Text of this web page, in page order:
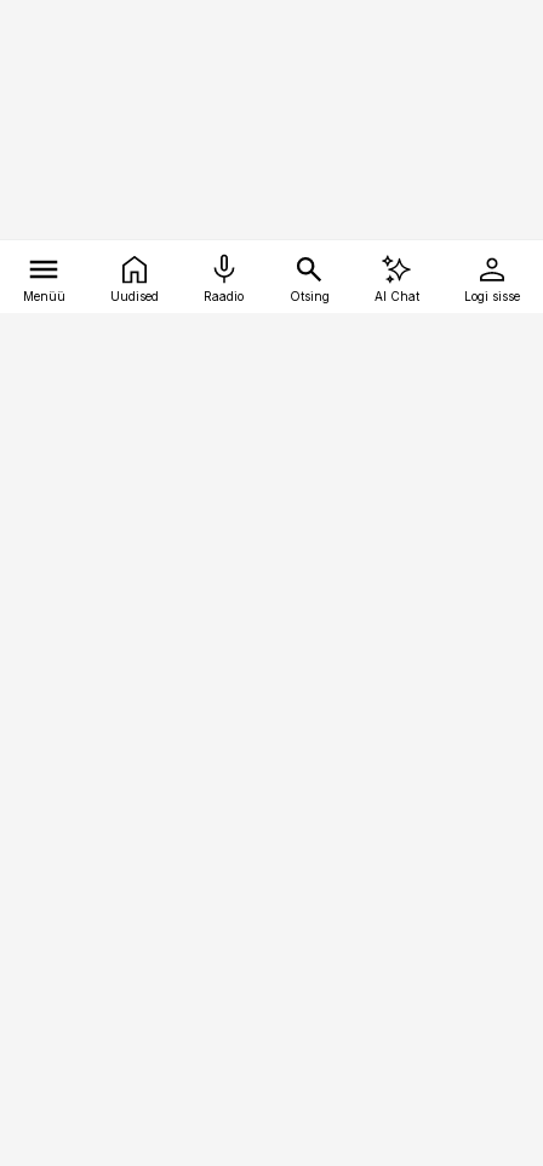
Menüü Uudised Raadio Otsing AI Chat Logi sisse